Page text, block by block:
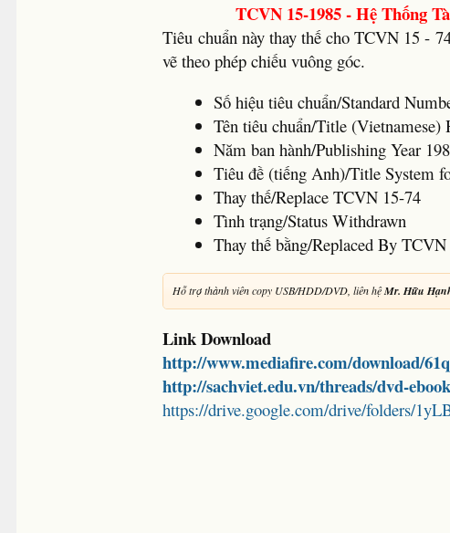
TCVN 15-1985 - Hệ Thống
Tiêu chuẩn này thay thế cho TCVN 15 -
vẽ theo phép chiếu vuông góc.
Số hiệu tiêu chuẩn/Standard
Tên tiêu chuẩn/Title
Năm ban hành/Publishing Year
Tiêu đề (tiếng Anh)/Title System
Thay thế/Replace TCVN 15-74
Tình trạng/Status Withdrawn
Thay thế bằng/Replaced By
Hỗ trợ thành viên copy USB/HDD/DVD, liên hệMr. Hữu
Link Download
http://www.mediafire.com/download/
http://sachviet.edu.vn/threads/dvd-
https://drive.google.com/drive/folders/